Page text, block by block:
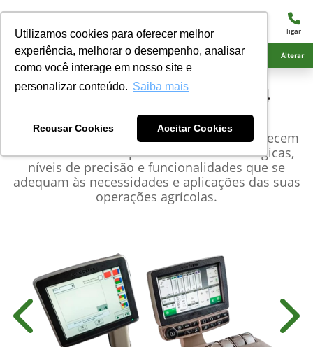
Utilizamos cookies para oferecer melhor
experiência, melhorar o desempenho, analisar
como você interage em nosso site e
personalizar conteúdo. Saiba mais
Recusar Cookies Aceitar Cookies
menu ligar
Ciarama Máquinas Ponta Porã Alterar
John DeereMonitor Gen4
CommandCenter™
Os monitores e receptores John Deere oferecem
uma variedade de possibilidades tecnológicas,
níveis de precisão e funcionalidades que se
adequam às necessidades e aplicações das suas
operações agrícolas.
Anterior